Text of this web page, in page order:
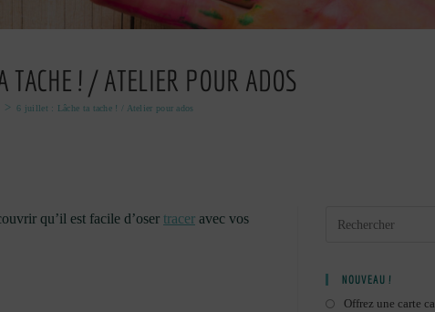
TACHE ! / ATELIER POUR ADOS
> 6 juillet : Lâche ta tache ! / Atelier pour ados
qu’il est facile d’oser tracer avec vos
NOUVEAU !
Offrez une carte